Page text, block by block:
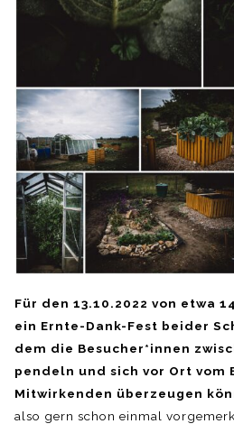
Für den 13.10.2022 von etwa
ein Ernte-Dank-Fest beider
dem die Besucher*innen
pendeln und sich vor Ort vom
Mitwirkenden überzeugen
also gern schon einmal